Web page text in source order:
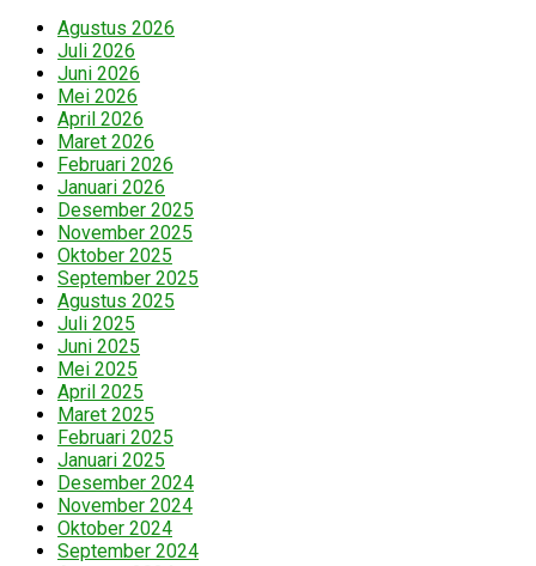
Agustus 2026
Juli 2026
Juni 2026
Mei 2026
April 2026
Maret 2026
Februari 2026
Januari 2026
Desember 2025
November 2025
Oktober 2025
September 2025
Agustus 2025
Juli 2025
Juni 2025
Mei 2025
April 2025
Maret 2025
Februari 2025
Januari 2025
Desember 2024
November 2024
Oktober 2024
September 2024